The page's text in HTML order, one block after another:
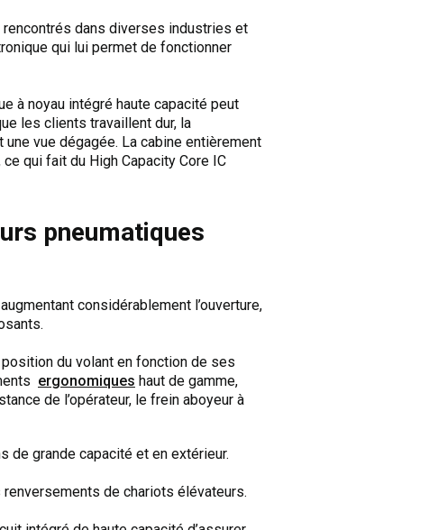
dans diverses industries et
qui lui permet de fonctionner
à noyau intégré haute capacité peut
les clients travaillent dur, la
vue dégagée. La cabine entièrement
qui fait du High Capacity Core IC
pneumatiques
considérablement l’ouverture,
position du volant en fonction de ses
ergonomiques haut de gamme,
de l’opérateur, le frein aboyeur à
de grande capacité et en extérieur.
de chariots élévateurs.